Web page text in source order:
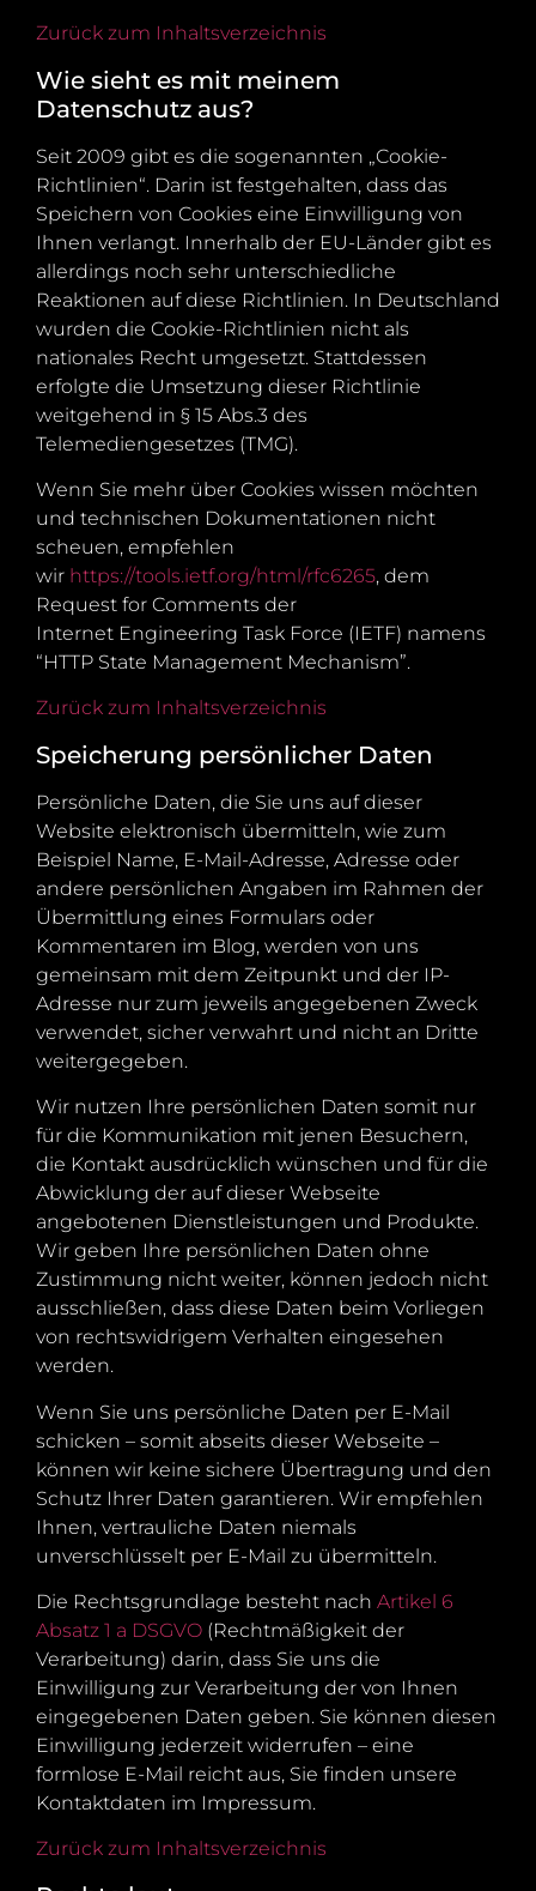
Zurück zum Inhaltsverzeichnis
Wie sieht es mit meinem
Datenschutz aus?
Seit 2009 gibt es die sogenannten „Cookie-
Richtlinien“. Darin ist festgehalten, dass das
Speichern von Cookies eine Einwilligung von
Ihnen verlangt. Innerhalb der EU-Länder gibt es
allerdings noch sehr unterschiedliche
Reaktionen auf diese Richtlinien. In Deutschland
wurden die Cookie-Richtlinien nicht als
nationales Recht umgesetzt. Stattdessen
erfolgte die Umsetzung dieser Richtlinie
weitgehend in § 15 Abs.3 des
Telemediengesetzes (TMG).
Wenn Sie mehr über Cookies wissen möchten
und technischen Dokumentationen nicht
scheuen, empfehlen
wir https://tools.ietf.org/html/rfc6265, dem
Request for Comments der
Internet Engineering Task Force (IETF) namens
“HTTP State Management Mechanism”.
Zurück zum Inhaltsverzeichnis
Speicherung persönlicher Daten
Persönliche Daten, die Sie uns auf dieser
Website elektronisch übermitteln, wie zum
Beispiel Name, E-Mail-Adresse, Adresse oder
andere persönlichen Angaben im Rahmen der
Übermittlung eines Formulars oder
Kommentaren im Blog, werden von uns
gemeinsam mit dem Zeitpunkt und der IP-
Adresse nur zum jeweils angegebenen Zweck
verwendet, sicher verwahrt und nicht an Dritte
weitergegeben.
Wir nutzen Ihre persönlichen Daten somit nur
für die Kommunikation mit jenen Besuchern,
die Kontakt ausdrücklich wünschen und für die
Abwicklung der auf dieser Webseite
angebotenen Dienstleistungen und Produkte.
Wir geben Ihre persönlichen Daten ohne
Zustimmung nicht weiter, können jedoch nicht
ausschließen, dass diese Daten beim Vorliegen
von rechtswidrigem Verhalten eingesehen
werden.
Wenn Sie uns persönliche Daten per E-Mail
schicken – somit abseits dieser Webseite –
können wir keine sichere Übertragung und den
Schutz Ihrer Daten garantieren. Wir empfehlen
Ihnen, vertrauliche Daten niemals
unverschlüsselt per E-Mail zu übermitteln.
Die Rechtsgrundlage besteht nach Artikel 6
Absatz 1 a DSGVO (Rechtmäßigkeit der
Verarbeitung) darin, dass Sie uns die
Einwilligung zur Verarbeitung der von Ihnen
eingegebenen Daten geben. Sie können diesen
Einwilligung jederzeit widerrufen – eine
formlose E-Mail reicht aus, Sie finden unsere
Kontaktdaten im Impressum.
Zurück zum Inhaltsverzeichnis